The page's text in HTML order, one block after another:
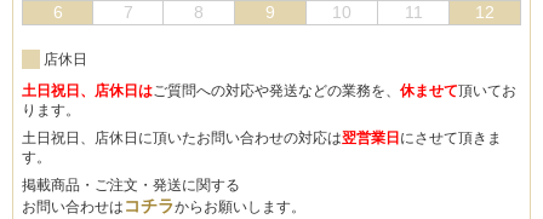
6
7 8 9 10 11 12
店休日
土日祝日、店休日はご質問への対応や発送などの業務を、 休ませて頂いてお
ります。
土日祝日、店休日に頂いたお問い合わせの対応は翌営業日 にさせて頂きま
す。
掲載商品・ご注文・発送に関する
お問い合わせは コチラからお願いします。